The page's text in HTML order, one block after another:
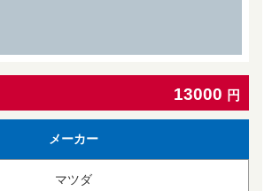
13000 円
メーカー
マツダ